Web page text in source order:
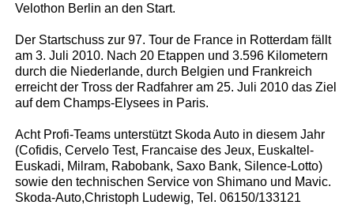
Velothon Berlin an den Start.
Der Startschuss zur 97. Tour de France in Rotterdam fällt
am 3. Juli 2010. Nach 20 Etappen und 3.596 Kilometern
durch die Niederlande, durch Belgien und Frankreich
erreicht der Tross der Radfahrer am 25. Juli 2010 das Ziel
auf dem Champs-Elysees in Paris.
Acht Profi-Teams unterstützt Skoda Auto in diesem Jahr
(Cofidis, Cervelo Test, Francaise des Jeux, Euskaltel-
Euskadi, Milram, Rabobank, Saxo Bank, Silence-Lotto)
sowie den technischen Service von Shimano und Mavic.
Skoda-Auto,Christoph Ludewig, Tel. 06150/133121